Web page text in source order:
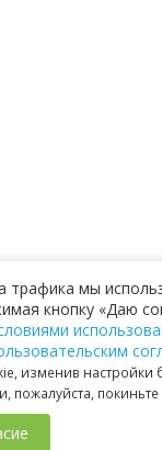
трафика мы
кнопку «Даю
изменив настройки
покиньте